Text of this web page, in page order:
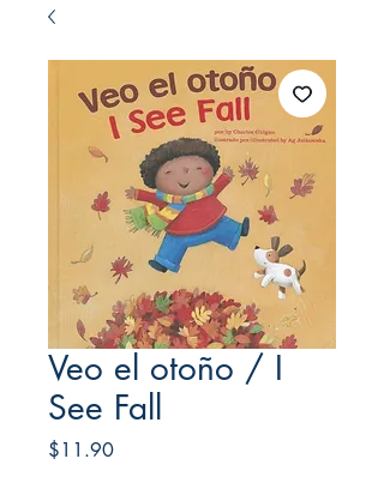
Veo el otoño / I
See Fall
$11.90Price